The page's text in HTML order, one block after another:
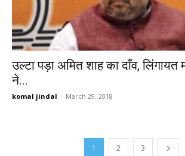
उल्टा पड़ा अमित शाह का दाँव, लिंगायत
ने...
komal jindal - March 29, 2018
1 2 3